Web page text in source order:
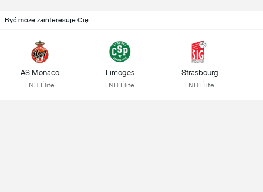
Być może zainteresuje Cię
AS Monaco
LNB Élite
Limoges
LNB Élite
Strasbourg
LNB Élite